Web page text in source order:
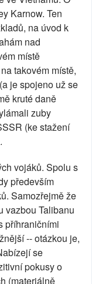
Karnow. Ten
na úvod k
nad
místě
takovém místě,
je spojeno už se
kruté daně
zuby
(ke stažení
vojáků. Spolu s
především
Samozřejmě že
vazbou Talibanu
příhraničními
-- otázkou je,
se
pokusy o
(materiálně